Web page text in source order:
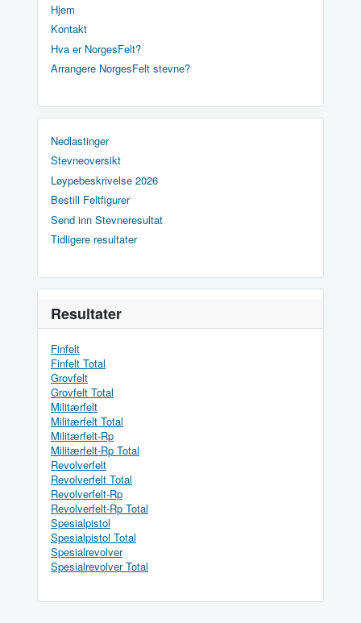
Hjem
Kontakt
Hva er NorgesFelt?
Arrangere NorgesFelt stevne?
Nedlastinger
Stevneoversikt
Løypebeskrivelse 2026
Bestill Feltfigurer
Send inn Stevneresultat
Tidligere resultater
Resultater
Finfelt
Finfelt Total
Grovfelt
Grovfelt Total
Militærfelt
Militærfelt Total
Militærfelt-Rp
Militærfelt-Rp Total
Revolverfelt
Revolverfelt Total
Revolverfelt-Rp
Revolverfelt-Rp Total
Spesialpistol
Spesialpistol Total
Spesialrevolver
Spesialrevolver Total